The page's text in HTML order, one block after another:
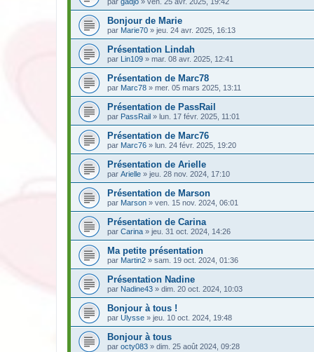
Bonjour de Marie
par Marie70 » jeu. 24 avr. 2025, 16:13
Présentation Lindah
par Lin109 » mar. 08 avr. 2025, 12:41
Présentation de Marc78
par Marc78 » mer. 05 mars 2025, 13:11
Présentation de PassRail
par PassRail » lun. 17 févr. 2025, 11:01
Présentation de Marc76
par Marc76 » lun. 24 févr. 2025, 19:20
Présentation de Arielle
par Arielle » jeu. 28 nov. 2024, 17:10
Présentation de Marson
par Marson » ven. 15 nov. 2024, 06:01
Présentation de Carina
par Carina » jeu. 31 oct. 2024, 14:26
Ma petite présentation
par Martin2 » sam. 19 oct. 2024, 01:36
Présentation Nadine
par Nadine43 » dim. 20 oct. 2024, 10:03
Bonjour à tous !
par Ulysse » jeu. 10 oct. 2024, 19:48
Bonjour à tous
par octy083 » dim. 25 août 2024, 09:28